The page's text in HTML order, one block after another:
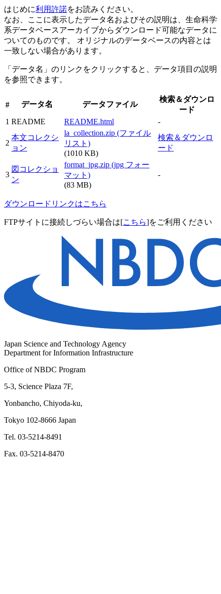
はじめに利用許諾をお読みください。
なお、ここに表示したデータ名およびその説明は、生命科学
系データベースアーカイブからダウンロード可能なデータに
ついてのものです。 オリジナルのデータベースの内容とは
一致しない場合があります。
「データ名」のリンクをクリックすると、データ項目の説明
を参照できます。
# データ名 データファイル
検索＆ダウンロ
ード
1 README README.html -
2
本文コレクシ
ョン
la_collection.zip (ファイル
リスト)
(1010 KB)
検索＆ダウンロ
ード
3
図コレクショ
ン
format_jpg.zip (jpg フォー
マット)
(83 MB)
-
ダウンロードリンクはこちら
FTPサイトに接続しづらい場合は[こちら]をご利用ください
Japan Science and Technology Agency
Department for Information Infrastructure
Office of NBDC Program
5-3, Science Plaza 7F,
Yonbancho, Chiyoda-ku,
Tokyo 102-8666 Japan
Tel. 03-5214-8491
Fax. 03-5214-8470